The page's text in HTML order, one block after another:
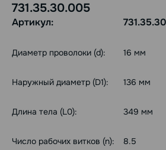
731.35.30.005
Артикул:
Диаметр проволоки (d): 16 мм
Наружный диаметр (D1): 136 мм
Длина тела (L0): 349 мм
Число рабочих витков (n): 8.5